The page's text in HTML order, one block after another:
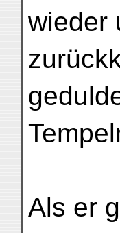
wieder
Als er